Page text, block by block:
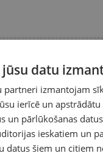
datu
partneri izmantojam
ierīcē un
un pārlūkošanas
ieskatiem un
datus šiem un citiem